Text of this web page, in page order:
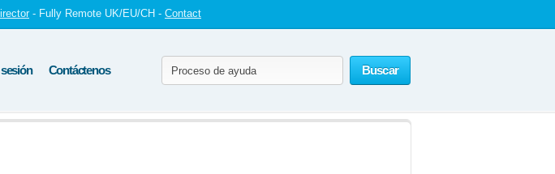
- Fully Remote UK/EU/CH - Contact
Buscar
Contáctenos